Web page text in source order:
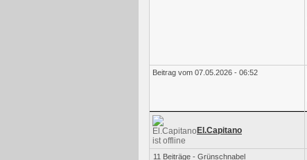
Beitrag vom 07.05.2026 - 06:52
El.Capitano
11 Beiträge - Grünschnabel